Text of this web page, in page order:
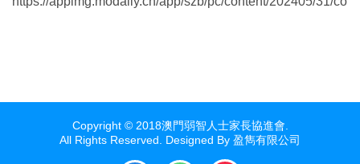
Copyright © 2018澳門弱智人士家長協進會.
All Rights Reserved. Designed By 盈雋有限公司